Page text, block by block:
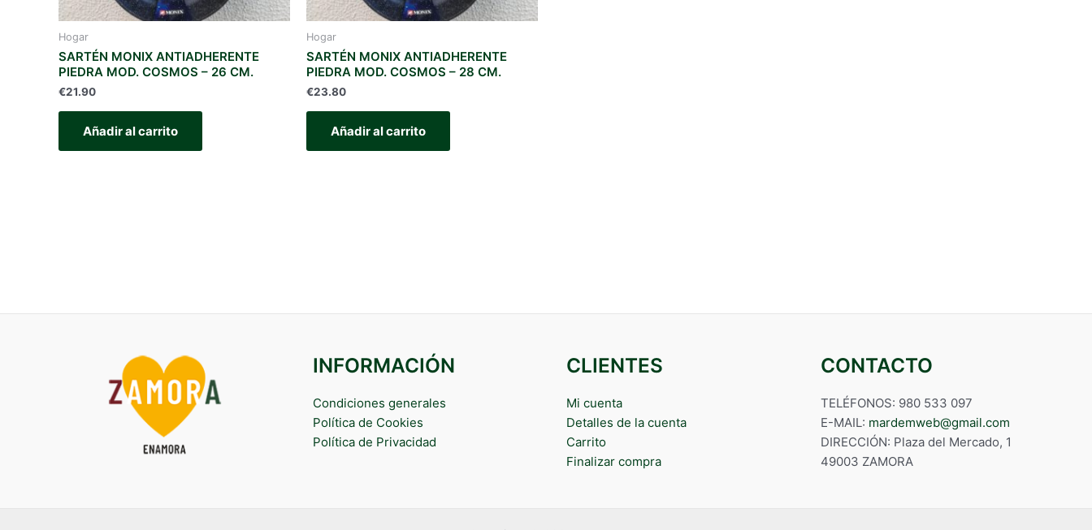
Hogar
SARTÉN MONIX ANTIADHERENTE
PIEDRA MOD. COSMOS – 26 CM.
€21.90
Añadir al carrito
Hogar
SARTÉN MONIX ANTIADHERENTE
PIEDRA MOD. COSMOS – 28 CM.
€23.80
Añadir al carrito
INFORMACIÓN
Condiciones generales
Política de Cookies
Política de Privacidad
CLIENTES
Mi cuenta
Detalles de la cuenta
Carrito
Finalizar compra
CONTACTO
TELÉFONOS: 980 533 097
E-MAIL: mardemweb@gmail.com
DIRECCIÓN: Plaza del Mercado, 1
49003 ZAMORA